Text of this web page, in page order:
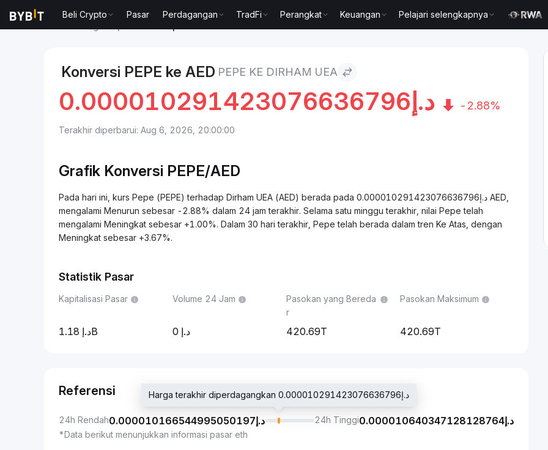
Beli Crypto Pasar Perdagangan TradFi Perangkat Keuangan
Pelajari selengkapnya
Konversi PEPE ke AED PEPE KE DIRHAM UEA
د.إ 0.000010291423076636796 -2.88%
Terakhir diperbarui: Aug 6, 2026, 20:00:00
Grafik Konversi PEPE/AED
Pada hari ini, kurs Pepe (PEPE) terhadap Dirham UEA (AED) berada pada د.إ0.000010291423076636796 AED,
mengalami Menurun sebesar -2.88% dalam 24 jam terakhir. Selama satu minggu terakhir, nilai Pepe telah
mengalami Meningkat sebesar +1.00%. Dalam 30 hari terakhir, Pepe telah berada dalam tren Ke Atas, dengan
Meningkat sebesar +3.67%.
Statistik Pasar
Kapitalisasi Pasar
1.18B
Volume 24 Jam
0
Pasokan yang Bereda
r
420.69T
Pasokan Maksimum
420.69T
Referensi
24h Rendah د.إ0.000010166544995050197
Harga terakhir diperdagangkan د.إ0.000010291423076636796
24h Tinggi د.إ0.000010640347128128764
*Data berikut menunjukkan informasi pasar eth